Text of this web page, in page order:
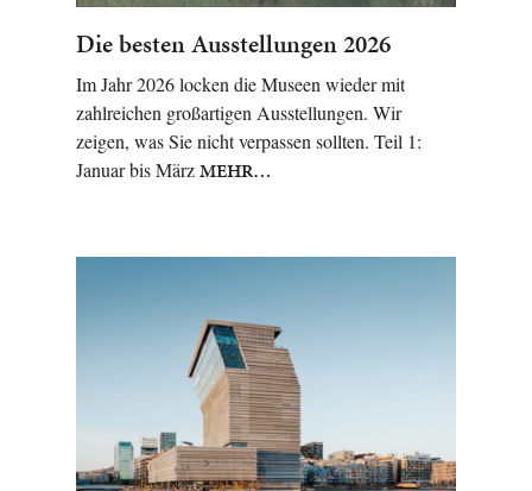
Die besten Ausstellungen 2026
Im Jahr 2026 locken die Museen wieder mit
zahlreichen großartigen Ausstellungen. Wir
zeigen, was Sie nicht verpassen sollten. Teil 1:
Januar bis MärzMEHR…